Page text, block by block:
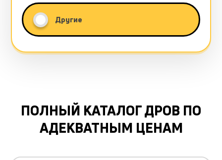
Другие
ПОЛНЫЙ КАТАЛОГ ДРОВ ПО
АДЕКВАТНЫМ ЦЕНАМ